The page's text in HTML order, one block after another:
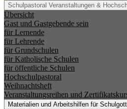
Schulpastoral Veranstaltungen &
Übersicht
Gast und Gastgebende sein
für Lernende
für Lehrende
für Grundschulen
für Katholische Schulen
für öffentliche Schulen
Hochschulpastoral
Weihnachtsheft
Veranstaltungsreihen und
Materialien und Arbeitshilfen für